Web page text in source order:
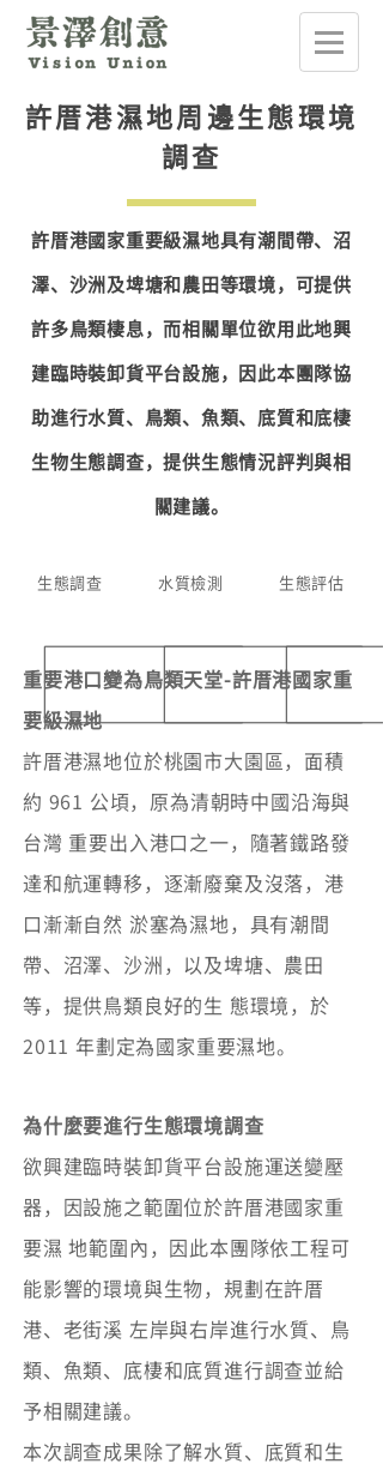
許厝港濕地周邊生態環境
調查
許厝港國家重要級濕地具有潮間帶、沼
澤、沙洲及埤塘和農田等環境，可提供
許多鳥類棲息，而相關單位欲用此地興
建臨時裝卸貨平台設施，因此本團隊協
助進行水質、鳥類、魚類、底質和底棲
生物生態調查，提供生態情況評判與相
關建議。
生態調查 水質檢測 生態評估
重要港口變為鳥類天堂-許厝港國家重
要級濕地
許厝港濕地位於桃園市大園區，面積
約 961 公頃，原為清朝時中國沿海與
台灣 重要出入港口之一，隨著鐵路發
達和航運轉移，逐漸廢棄及沒落，港
口漸漸自然 淤塞為濕地，具有潮間
帶、沼澤、沙洲，以及埤塘、農田
等，提供鳥類良好的生 態環境，於
2011 年劃定為國家重要濕地。
為什麼要進行生態環境調查
欲興建臨時裝卸貨平台設施運送變壓
器，因設施之範圍位於許厝港國家重
要濕 地範圍內，因此本團隊依工程可
能影響的環境與生物，規劃在許厝
港、老街溪 左岸與右岸進行水質、鳥
類、魚類、底棲和底質進行調查並給
予相關建議。
本次調查成果除了解水質、底質和生